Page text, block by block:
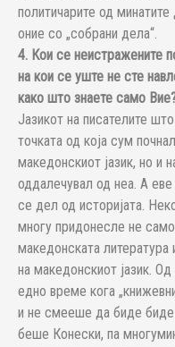
политичарите од
оние со „собрани дела“.
4. Кои се неистражените
на кои се уште не сте
како што знаете само
Јазикот на писателите
точката од која сум
македонскиот јазик, но и
оддалечувал од неа. А
се дел од историјата.
многу придонесле не
македонската литература
на македонскиот јазик.
едно време кога
и не смееше да биде биде
беше Конески, па